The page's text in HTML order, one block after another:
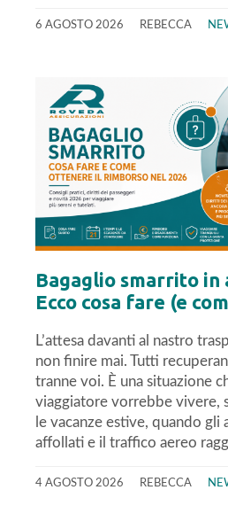
6 AGOSTO 2026 REBECCA
Bagaglio smarrito in
Ecco cosa fare (e
L’attesa davanti al nastro
non finire mai. Tutti
tranne voi. È una situazione
viaggiatore vorrebbe vivere,
le vacanze estive, quando
affollati e il traffico aereo
4 AGOSTO 2026 REBECCA